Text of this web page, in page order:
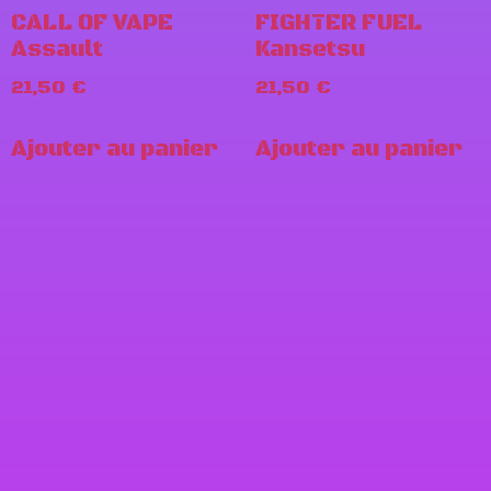
CALL OF VAPE
Assault
21,50 €
Ajouter au panier
FIGHTER FUEL
Kansetsu
21,50 €
Ajouter au panier